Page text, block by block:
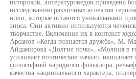
исследованию различных аспектов
илли, которые остаются уникальными
эпоса. Они активно используются
творчестве. Включение их в контекст
Арсанов «Когда познается дружба», М.
Айдамирова «Долгие ночи», «Молния в
усиливает поэтическое начало,
философией народного фольклора,
качества национального характера,